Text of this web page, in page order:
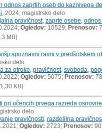
odnos zaprtih oseb do kaznivega
, 2024, magistrsko delo
pravičnost, zaprte osebe
Ogledov: 10529; Prenosov:
MB)
spoznavni ravni v predšolskem
delo
za otroke pravičnost, svoboda
Ogledov: 5075; Prenosov: 78
KB)
pri učencih prvega razreda
delo
pravičnosti razdelilna
Ogledov: 2723; Prenosov: 90